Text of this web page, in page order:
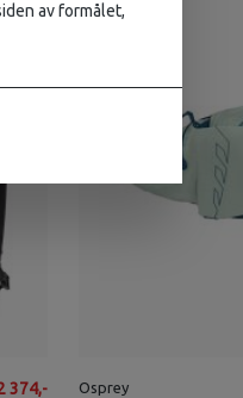
374,-
Osprey
av formålet,